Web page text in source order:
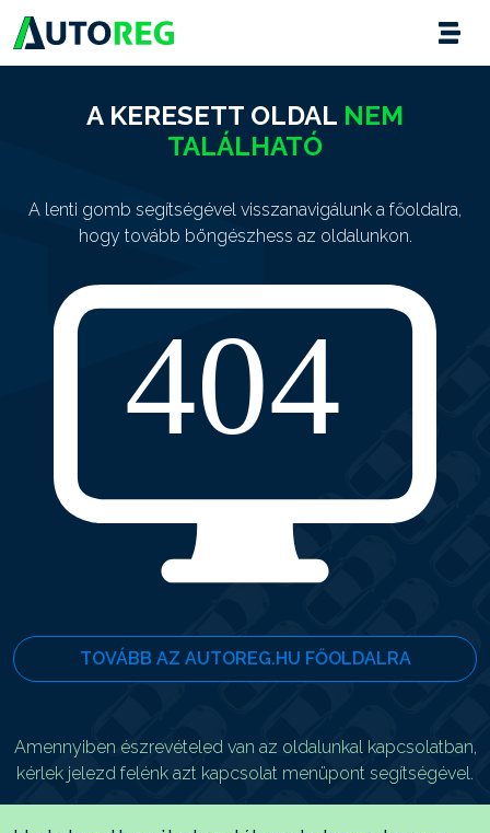
A KERESETT OLDAL NEM
TALÁLHATÓ
A lenti gomb segítségével visszanavigálunk a főoldalra,
hogy tovább böngészhess az oldalunkon.
TOVÁBB AZ AUTOREG.HU FŐOLDALRA
Amennyiben észrevételed van az oldalunkal kapcsolatban,
kérlek jelezd felénk azt kapcsolat menüpont segítségével.